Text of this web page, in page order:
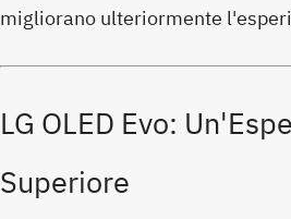
migliorano ulteriormente
LG OLED Evo:
Superiore